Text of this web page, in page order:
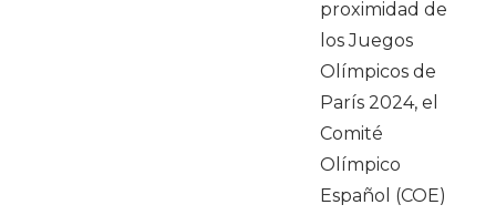
proximidad de
los Juegos
Olímpicos de
París 2024, el
Comité
Olímpico
Español (COE)